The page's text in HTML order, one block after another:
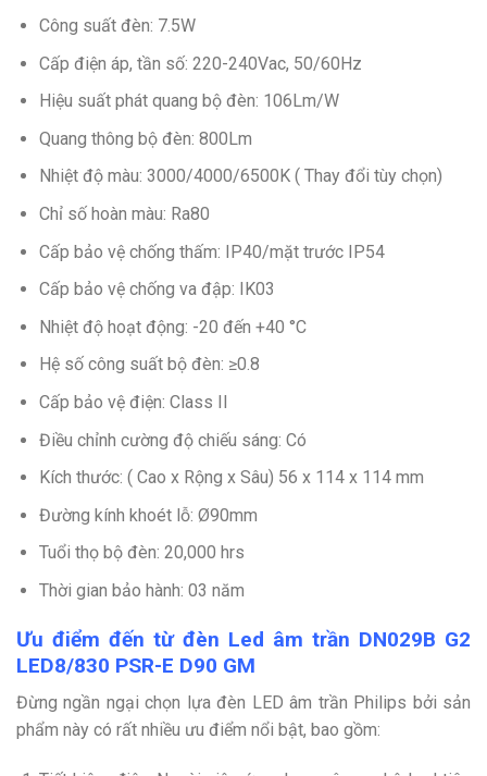
Công suất đèn: 7.5W
Cấp điện áp, tần số: 220-240Vac, 50/60Hz
Hiệu suất phát quang bộ đèn: 106Lm/W
Quang thông bộ đèn: 800Lm
Nhiệt độ màu: 3000/4000/6500K ( Thay đổi tùy chọn)
Chỉ số hoàn màu: Ra80
Cấp bảo vệ chống thấm: IP40/mặt trước IP54
Cấp bảo vệ chống va đập: IK03
Nhiệt độ hoạt động: -20 đến +40 °C
Hệ số công suất bộ đèn: ≥0.8
Cấp bảo vệ điện: Class II
Điều chỉnh cường độ chiếu sáng: Có
Kích thước: ( Cao x Rộng x Sâu) 56 x 114 x 114 mm
Đường kính khoét lỗ: Ø90mm
Tuổi thọ bộ đèn: 20,000 hrs
Thời gian bảo hành: 03 năm
Ưu điểm đến từ đèn Led âm trần DN029B G2
LED8/830 PSR-E D90 GM
Đừng ngần ngại chọn lựa đèn LED âm trần Philips bởi sản
phẩm này có rất nhiều ưu điểm nổi bật, bao gồm: